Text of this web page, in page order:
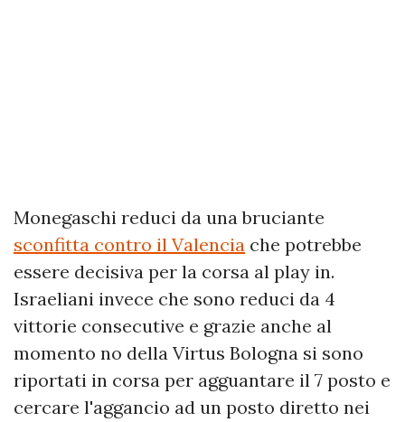
Monegaschi reduci da una bruciante
sconfitta contro il Valencia che potrebbe
essere decisiva per la corsa al play in.
Israeliani invece che sono reduci da 4
vittorie consecutive e grazie anche al
momento no della Virtus Bologna si sono
riportati in corsa per agguantare il 7 posto e
cercare l'aggancio ad un posto diretto nei